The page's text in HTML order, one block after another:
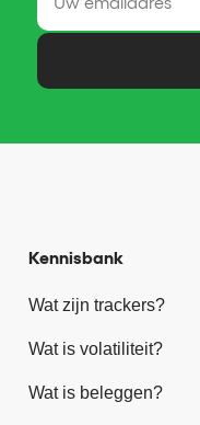
Kennisbank
Wat zijn trackers?
Wat is volatiliteit?
Wat is beleggen?